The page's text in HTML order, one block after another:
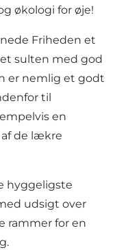
økologi for øje!
Friheden et
sulten med god
er nemlig et godt
til
en
af de lækre
hyggeligste
udsigt over
rammer for en